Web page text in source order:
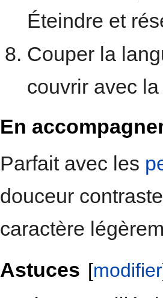
Éteindre et
Couper la
couvrir avec
En
Parfait avec les
douceur
caractère
Astuces [modifier